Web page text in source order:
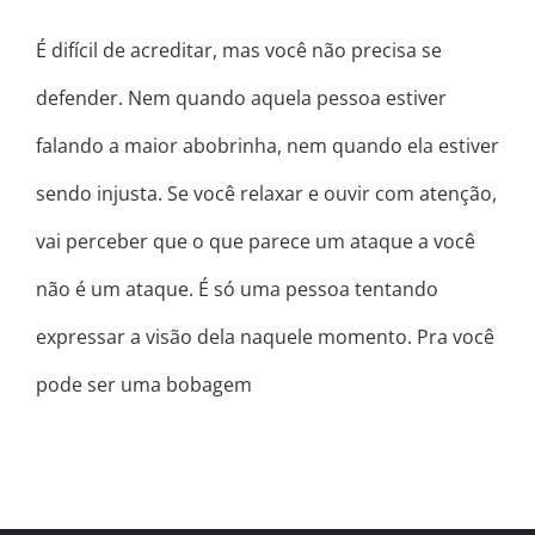
É difícil de acreditar, mas você não precisa se
defender. Nem quando aquela pessoa estiver
falando a maior abobrinha, nem quando ela estiver
sendo injusta. Se você relaxar e ouvir com atenção,
vai perceber que o que parece um ataque a você
não é um ataque. É só uma pessoa tentando
expressar a visão dela naquele momento. Pra você
pode ser uma bobagem